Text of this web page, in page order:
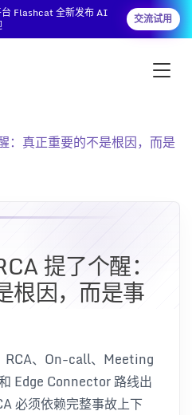
Flashcat 全新发布 AI
交流试用
真正重要的不是根因，而是
提了个醒：
根因，而是事
RCA、On-call、Meeting
Edge Connector 路线出
必须依赖完整事故上下